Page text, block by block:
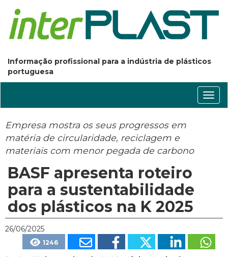
Informação profissional para a indústria de plásticos
portuguesa
Empresa mostra os seus progressos em
matéria de circularidade, reciclagem e
materiais com menor pegada de carbono
BASF apresenta roteiro
para a sustentabilidade
dos plásticos na K 2025
26/06/2025
1246